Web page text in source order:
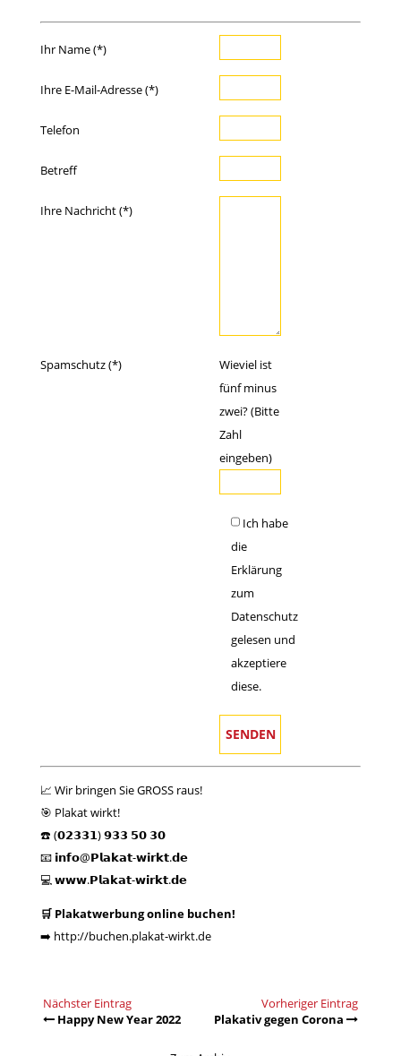
Ihr Name (*)
Ihre E-Mail-Adresse (*)
Telefon
Betreff
Ihre Nachricht (*)
Spamschutz (*)
Wieviel ist
fünf minus
zwei? (Bitte
Zahl
eingeben)
Ich habe
die
Erklärung
zum
Datenschutz
gelesen und
akzeptiere
diese.
📈 Wir bringen Sie GROSS raus!
🎯 Plakat wirkt!
☎️ (𝟬𝟮𝟯𝟯𝟭) 𝟵𝟯𝟯 𝟱𝟬 𝟯𝟬
📧 𝗶𝗻𝗳𝗼@𝗣𝗹𝗮𝗸𝗮𝘁-𝘄𝗶𝗿𝗸𝘁.𝗱𝗲
💻 𝘄𝘄𝘄.𝗣𝗹𝗮𝗸𝗮𝘁-𝘄𝗶𝗿𝗸𝘁.𝗱𝗲
🛒 Plakatwerbung online buchen!
➡️ http://buchen.plakat-wirkt.de
Nächster Eintrag
Happy New Year 2022
Vorheriger Eintrag
Plakativ gegen Corona